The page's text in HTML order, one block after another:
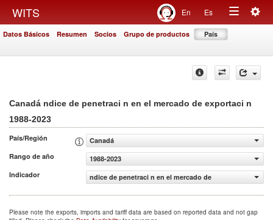
WITS En Es
Toggle
Datos Básicos Resumen Socios Grupo de productos País
Canadá ndice de penetraci n en el mercado de exportaci n
1988-2023
País/Región
Canadá
Rango de año
1988-2023
Indicador
ndice de penetraci n en el mercado de exportaci n
Please note the exports, imports and tariff data are based on reported data and not gap